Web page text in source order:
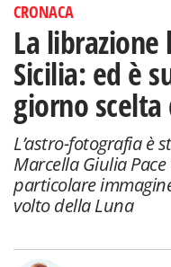
CRONACA
La
Sicilia: ed è
giorno scelta
L’astro-fotografia è
Marcella Giulia
particolare
volto della Luna